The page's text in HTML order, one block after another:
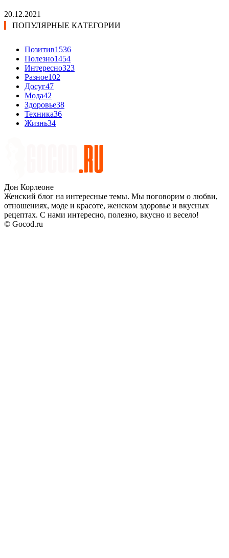
20.12.2021
ПОПУЛЯРНЫЕ КАТЕГОРИИ
Позитив1536
Полезно1454
Интересно323
Разное102
Досуг47
Мода42
Здоровье38
Техника36
Жизнь34
Дон Корлеоне
Женский блог на интересные темы. Мы поговорим о любви,
отношениях, моде и красоте, женском здоровье и вкусных
рецептах. С нами интересно, полезно, вкусно и весело!
© Gocod.ru